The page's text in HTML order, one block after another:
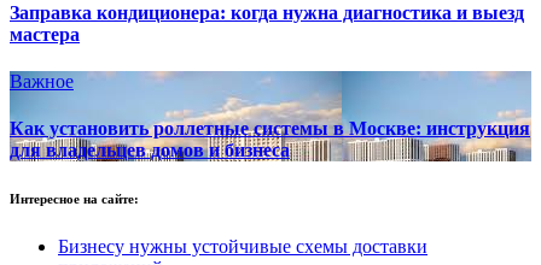
Заправка кондиционера: когда нужна диагностика и выезд
мастера
Важное
Как установить роллетные системы в Москве: инструкция
для владельцев домов и бизнеса
Интересное на сайте:
Бизнесу нужны устойчивые схемы доставки